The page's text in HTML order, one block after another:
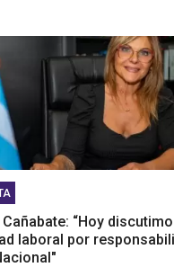
“Hoy
laboral por